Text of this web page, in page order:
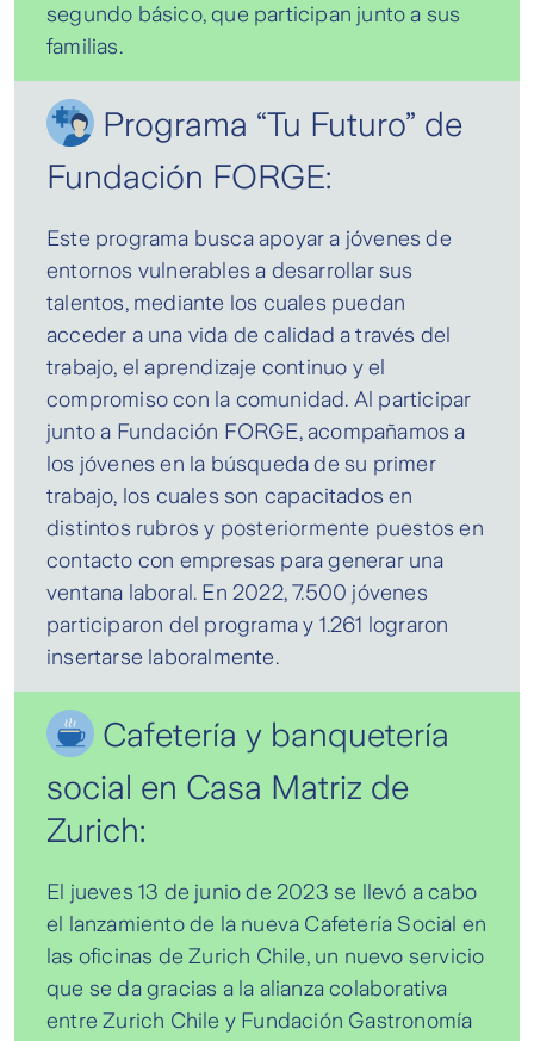
segundo básico, que participan junto a sus
familias.
Programa “Tu Futuro” de
Fundación FORGE:
Este programa busca apoyar a jóvenes de
entornos vulnerables a desarrollar sus
talentos, mediante los cuales puedan
acceder a una vida de calidad a través del
trabajo, el aprendizaje continuo y el
compromiso con la comunidad. Al participar
junto a Fundación FORGE, acompañamos a
los jóvenes en la búsqueda de su primer
trabajo, los cuales son capacitados en
distintos rubros y posteriormente puestos en
contacto con empresas para generar una
ventana laboral. En 2022, 7.500 jóvenes
participaron del programa y 1.261 lograron
insertarse laboralmente.
Cafetería y banquetería
social en Casa Matriz de
Zurich:
El jueves 13 de junio de 2023 se llevó a cabo
el lanzamiento de la nueva Cafetería Social en
las oficinas de Zurich Chile, un nuevo servicio
que se da gracias a la alianza colaborativa
entre Zurich Chile y Fundación Gastronomía